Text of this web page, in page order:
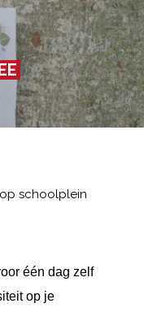
schoolplein
één dag zelf
op je